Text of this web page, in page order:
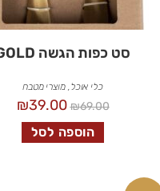
סט כפות הגשה GOLD
כלי אוכל,מוצרי מטבח
₪69.00
₪39.00
הוספה לסל